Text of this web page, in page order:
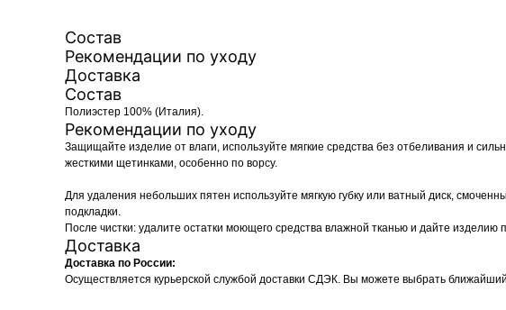
Состав
Рекомендации по уходу
Доставка
Состав
Полиэстер 100% (Италия).
Рекомендации по уходу
Защищайте изделие от влаги, используйте мягкие средства без отбеливания и
жесткими щетинками, особенно по ворсу.
Для удаления небольших пятен используйте мягкую губку или ватный диск,
подкладки.
После чистки: удалите остатки моющего средства влажной тканью и дайте
Доставка
Доставка по России:
Осуществляется курьерской службой доставки СДЭК. Вы можете выбрать